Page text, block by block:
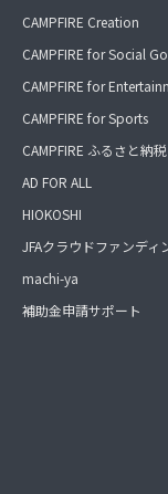
CAMPFIRE Creation
CAMPFIRE for Social
CAMPFIRE for
CAMPFIRE for Sports
CAMPFIRE ふるさと納税
AD FOR ALL
HIOKOSHI
JFAクラウドファンディ
machi-ya
補助金申請サポート